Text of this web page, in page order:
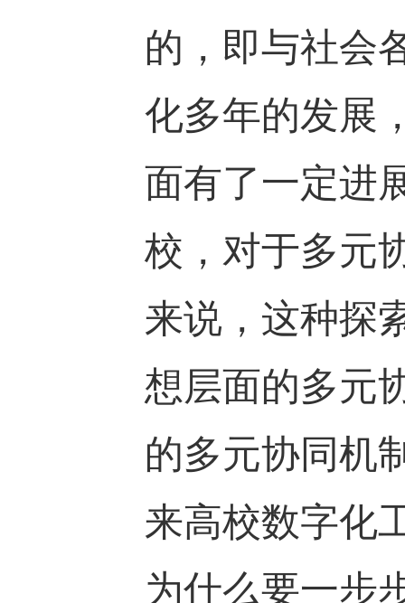
的，即与社会
化多年的发展
面有了一定进
校，对于多元
来说，这种探
想层面的多元
的多元协同机
来高校数字化
为什么要一步